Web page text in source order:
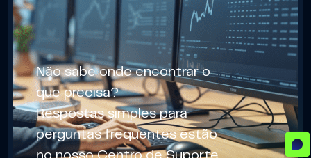
Não sabe onde encontrar o
que precisa?
Respostas simples para
perguntas frequentes estão